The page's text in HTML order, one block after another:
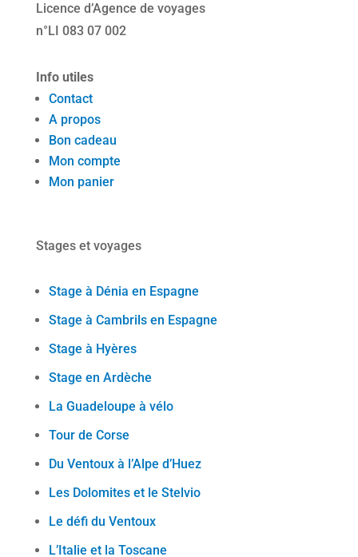
Licence d’Agence de voyages
n°LI 083 07 002
Info utiles
Contact
A propos
Bon cadeau
Mon compte
Mon panier
Stages et voyages
Stage à Dénia en Espagne
Stage à Cambrils en Espagne
Stage à Hyères
Stage en Ardèche
La Guadeloupe à vélo
Tour de Corse
Du Ventoux à l’Alpe d’Huez
Les Dolomites et le Stelvio
Le défi du Ventoux
L’Italie et la Toscane